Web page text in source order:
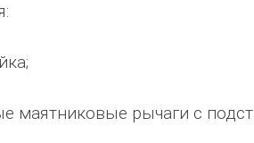
маятниковые рычаги с